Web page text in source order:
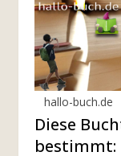
hallo-buch.de
Diese
bestimmt: